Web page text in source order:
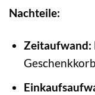
Nachteile:
Zeitaufwand: